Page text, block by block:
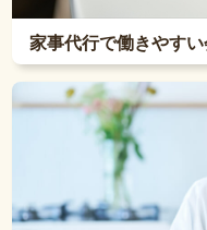
家事代行で働きやす